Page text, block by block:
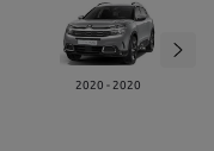
2020 - 2020